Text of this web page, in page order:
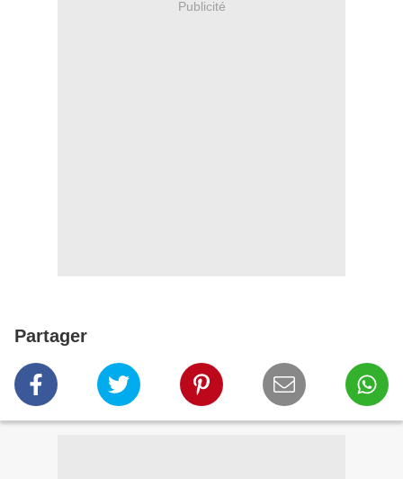
Publicité
Partager